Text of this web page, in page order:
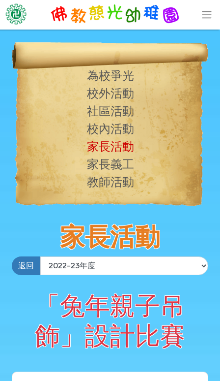
為校爭光
校外活動
社區活動
校內活動
家長活動
家長義工
教師活動
家長活動
返回
「兔年親子吊
飾」設計比賽